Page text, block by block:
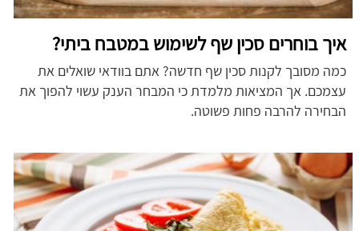
איך בוחרים סכין שף לשימוש במטבח ביתי?
כמה מסובך לקנות סכין שף חדשה? אתם בוודאי שואלים את
עצמכם. אך המציאות מלמדת כי המבחר הענק עשוי להפוך את
הבחירה להרבה פחות פשוטה.